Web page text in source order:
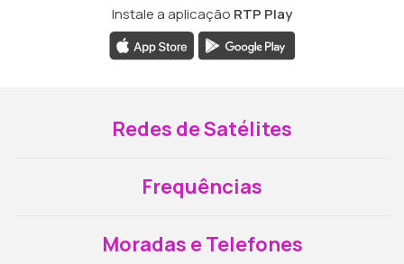
Instale a aplicação RTP Play
Redes de Satélites
Frequências
Moradas e Telefones